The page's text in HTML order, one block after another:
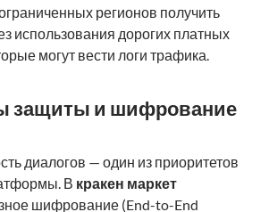
регионов получить
использования дорогих платных
могут вести логи трафика.
защиты и шифрование
диалогов — один из приоритетов
В кракен маркет
шифрование (End-to-End